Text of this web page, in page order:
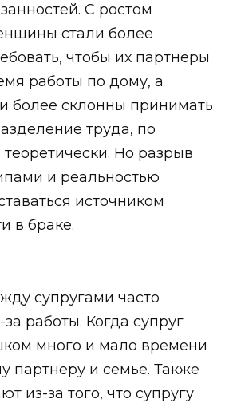
С ростом
стали более
чтобы их партнеры
работы по дому, а
более склонны принимать
труда, по
Но разрыв
и реальностью
источником
в браке.
супругами часто
работы. Когда супруг
много и мало времени
партнеру и семье. Также
из-за того, что супругу